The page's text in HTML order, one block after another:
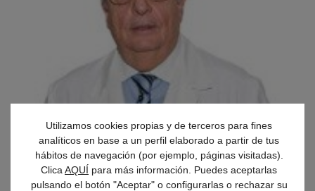
Utilizamos cookies propias y de terceros para fines
analíticos en base a un perfil elaborado a partir de tus
hábitos de navegación (por ejemplo, páginas visitadas).
Clica AQUÍ para más información. Puedes aceptarlas
pulsando el botón "Aceptar" o configurarlas o rechazar su